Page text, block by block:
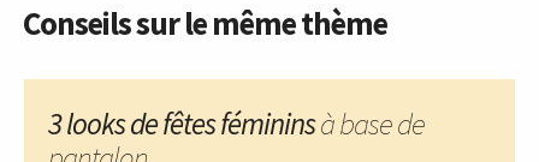
Conseils sur le même thème
3 looks de fêtes fémininsà base de